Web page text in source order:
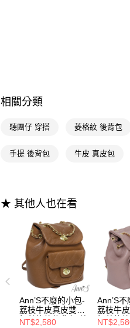
相關分類
聽團仔 穿搭 菱格紋 後背包
手提 後背包 牛皮 真皮包
★ 其他人也在看
Ann’S不廢的小包-
荔枝牛皮真皮雙金
扣菱格紋後背包-棕
NT$2,580
Ann’S
荔枝牛
扣菱格